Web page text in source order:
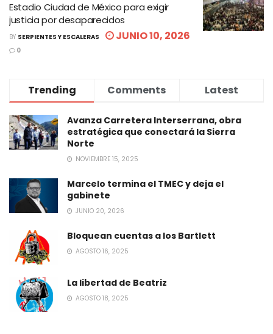
Estadio Ciudad de México para exigir
justicia por desaparecidos
BY SERPIENTES Y ESCALERAS JUNIO 10, 2026
0
Trending Comments Latest
Avanza Carretera Interserrana, obra
estratégica que conectará la Sierra
Norte
NOVIEMBRE 15, 2025
Marcelo termina el TMEC y deja el
gabinete
JUNIO 20, 2026
Bloquean cuentas a los Bartlett
AGOSTO 16, 2025
La libertad de Beatriz
AGOSTO 18, 2025